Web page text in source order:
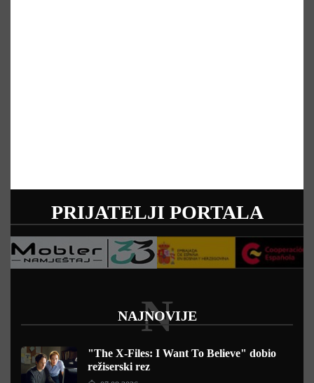
PRIJATELJI PORTALA
NAJNOVIJE
N
"The X-Files: I Want To Believe" dobio
režiserski rez